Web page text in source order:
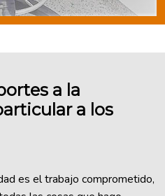
a la
a los
es el trabajo comprometido,